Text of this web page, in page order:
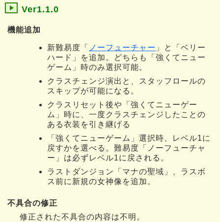
Ver1.1.0
機能追加
新難易度「 ノーフューチャー 」と「ベリー
ハード」を追加。どちらも「強くてニュー
ゲーム」時のみ選択可能。
クラスチェンジ演出と、スタッフロールの
スキップが可能になる。
クラスリセット後や「強くてニューゲー
ム」時に、一度クラスチェンジしたことの
ある衣装を引き継げる
「強くてニューゲーム」選択時、レベル1に
戻すかを選べる。難易度「ノーフューチャ
ー」は必ずレベル1に戻される。
ラストダンジョン「マナの聖域」、ラスボ
ス前に新規の女神像を追加。
不具合の修正
修正された不具合の内容は不明。